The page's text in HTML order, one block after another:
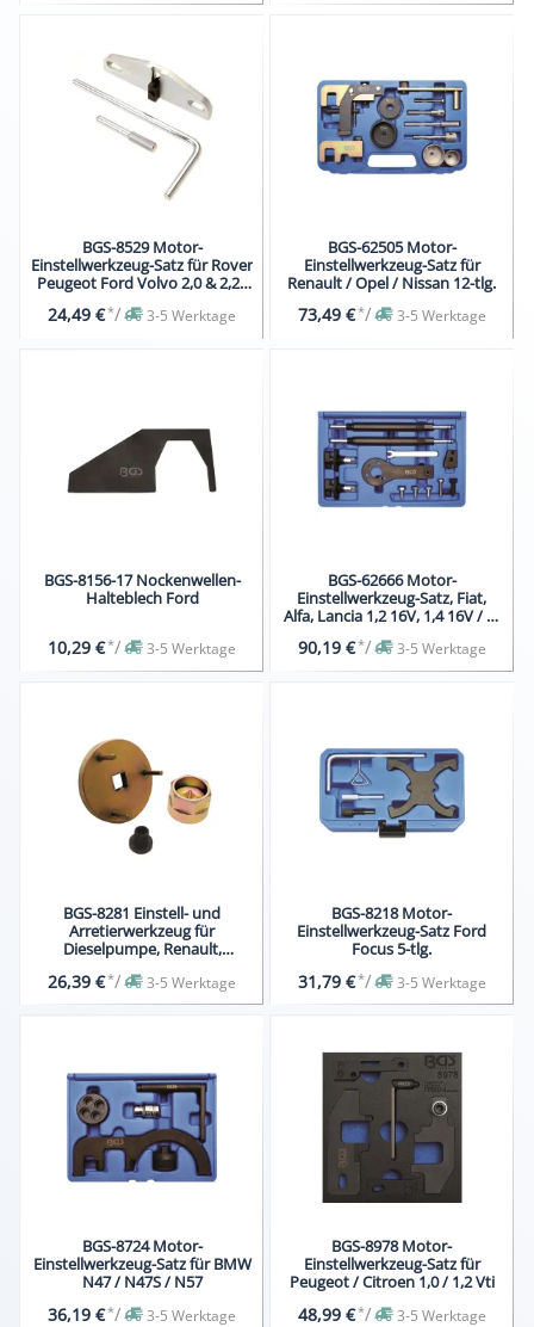
BGS-8529 Motor-
Einstellwerkzeug-Satz für Rover
Peugeot Ford Volvo 2,0 & 2,2L
24,49 €*/ 3-5 Werktage
BGS-62505 Motor-
Einstellwerkzeug-Satz für
Renault / Opel / Nissan 12-tlg.
73,49 €*/ 3-5 Werktage
BGS-8156-17 Nockenwellen-
Halteblech Ford
10,29 €*/ 3-5 Werktage
BGS-62666 Motor-
Einstellwerkzeug-Satz, Fiat,
Alfa, Lancia 1,2 16V, 1,4 16V / T-
90,19 €*/ 3-5 Werktage
BGS-8281 Einstell- und
Arretierwerkzeug für
Dieselpumpe, Renault,
26,39 €*/ 3-5 Werktage
BGS-8218 Motor-
Einstellwerkzeug-Satz Ford
Focus 5-tlg.
31,79 €*/ 3-5 Werktage
BGS-8724 Motor-
Einstellwerkzeug-Satz für BMW
N47 / N47S / N57
36,19 €*/ 3-5 Werktage
BGS-8978 Motor-
Einstellwerkzeug-Satz für
Peugeot / Citroen 1,0 / 1,2 Vti
48,99 €*/ 3-5 Werktage